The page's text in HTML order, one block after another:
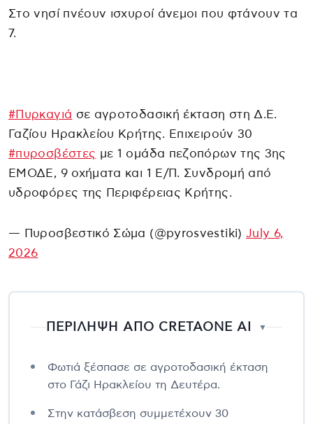
Στο νησί πνέουν ισχυροί άνεμοι που φτάνουν τα
7.
#Πυρκαγιά σε αγροτοδασική έκταση στη Δ.Ε.
Γαζίου Ηρακλείου Κρήτης. Επιχειρούν 30
#πυροσβέστες με 1 ομάδα πεζοπόρων της 3ης
ΕΜΟΔΕ, 9 οχήματα και 1 Ε/Π. Συνδρομή από
υδροφόρες της Περιφέρειας Κρήτης.
— Πυροσβεστικό Σώμα (@pyrosvestiki) July 6,
2026
ΠΕΡΙΛΗΨΗ ΑΠΟ CRETAONE AI ▼
Φωτιά ξέσπασε σε αγροτοδασική έκταση
στο Γάζι Ηρακλείου τη Δευτέρα.
Στην κατάσβεση συμμετέχουν 30